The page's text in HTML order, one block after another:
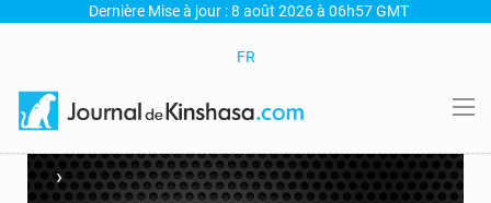
Dernière Mise à jour : 8 août 2026 à 06h57 GMT
FR
›